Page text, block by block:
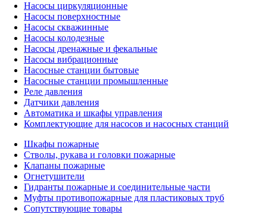
Насосы циркуляционные
Насосы поверхностные
Насосы скважинные
Насосы колодезные
Насосы дренажные и фекальные
Насосы вибрационные
Насосные станции бытовые
Насосные станции промышленные
Реле давления
Датчики давления
Автоматика и шкафы управления
Комплектующие для насосов и насосных станций
Шкафы пожарные
Стволы, рукава и головки пожарные
Клапаны пожарные
Огнетушители
Гидранты пожарные и соединительные части
Муфты противопожарные для пластиковых труб
Сопутствующие товары